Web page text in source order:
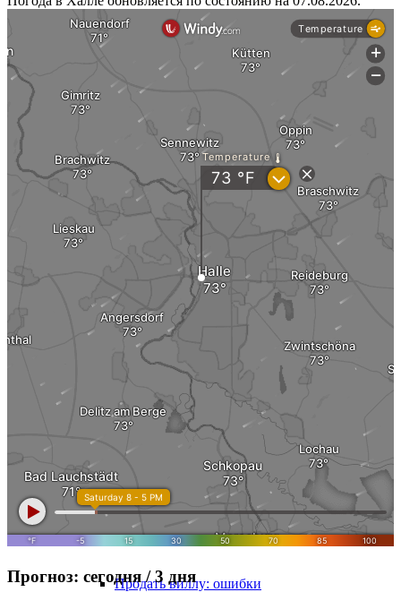
Многоэтажный дом
Продать многоквартирный дом
Оценить многоквартирный дом
MFH Продажа и налоги
Продавать квартиры отдельно
Виллапродать
Продать Вилла
Вилла (Дом) оценить
Продать виллу: ошибки
Прогноз: сегодня / 3 дня